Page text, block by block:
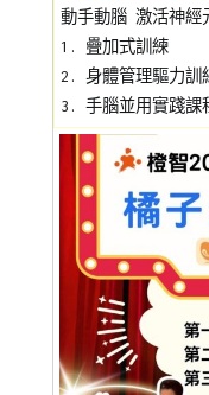
動手動腦 激活神經
1. 疊加式訓練
2. 身體管理驅力訓
3. 手腦並用實踐課